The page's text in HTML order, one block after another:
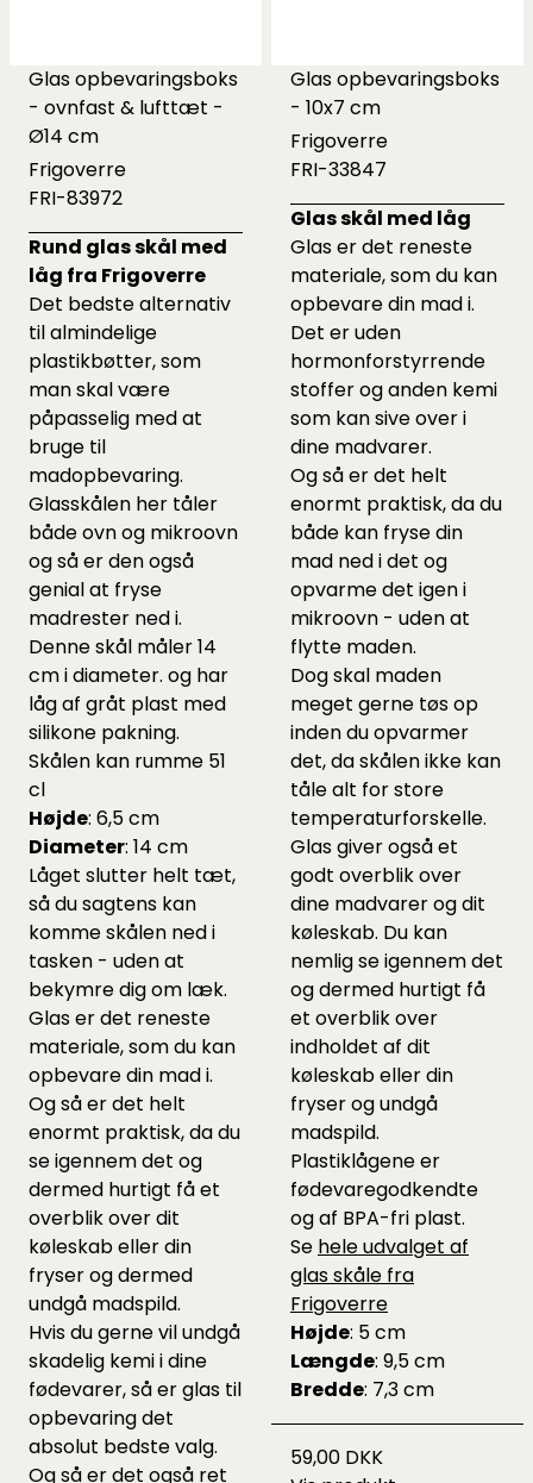
Glas opbevaringsboks
- ovnfast & lufttæt -
Ø14 cm
Frigoverre
FRI-83972
Rund glas skål med
låg fra Frigoverre
Det bedste alternativ
til almindelige
plastikbøtter, som
man skal være
påpasselig med at
bruge til
madopbevaring.
Glasskålen her tåler
både ovn og mikroovn
og så er den også
genial at fryse
madrester ned i.
Denne skål måler 14
cm i diameter. og har
låg af gråt plast med
silikone pakning.
Skålen kan rumme 51
cl
Højde: 6,5 cm
Diameter: 14 cm
Låget slutter helt tæt,
så du sagtens kan
komme skålen ned i
tasken - uden at
bekymre dig om læk.
Glas er det reneste
materiale, som du kan
opbevare din mad i.
Og så er det helt
enormt praktisk, da du
se igennem det og
dermed hurtigt få et
overblik over dit
køleskab eller din
fryser og dermed
undgå madspild.
Hvis du gerne vil undgå
skadelig kemi i dine
fødevarer, så er glas til
opbevaring det
absolut bedste valg.
Og så er det også ret
Glas opbevaringsboks
- 10x7 cm
Frigoverre
FRI-33847
Glas skål med låg
Glas er det reneste
materiale, som du kan
opbevare din mad i.
Det er uden
hormonforstyrrende
stoffer og anden kemi
som kan sive over i
dine madvarer.
Og så er det helt
enormt praktisk, da du
både kan fryse din
mad ned i det og
opvarme det igen i
mikroovn - uden at
flytte maden.
Dog skal maden
meget gerne tøs op
inden du opvarmer
det, da skålen ikke kan
tåle alt for store
temperaturforskelle.
Glas giver også et
godt overblik over
dine madvarer og dit
køleskab. Du kan
nemlig se igennem det
og dermed hurtigt få
et overblik over
indholdet af dit
køleskab eller din
fryser og undgå
madspild.
Plastiklågene er
fødevaregodkendte
og af BPA-fri plast.
Se hele udvalget af
glas skåle fra
Frigoverre
Højde: 5 cm
Længde: 9,5 cm
Bredde: 7,3 cm
59,00 DKK